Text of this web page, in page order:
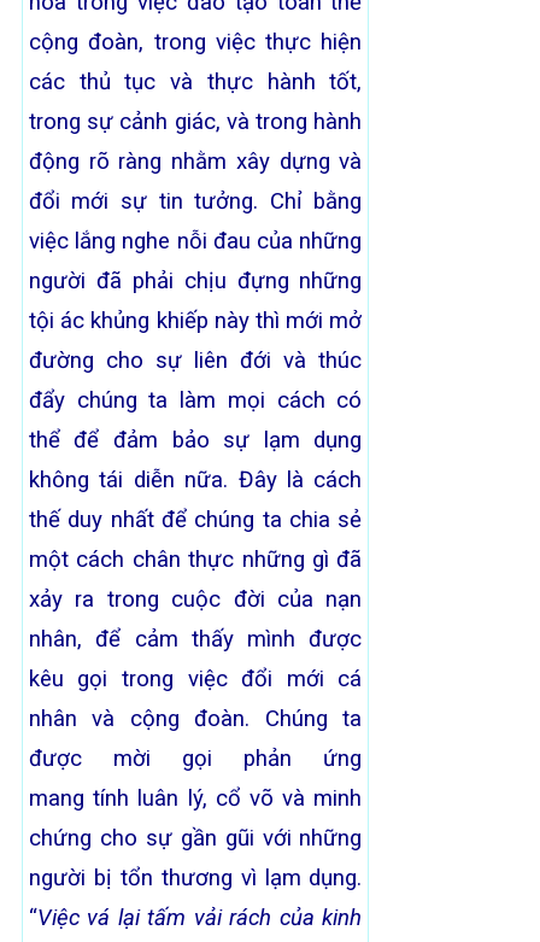
cộng đoàn, trong việc thực hiện
các thủ tục và thực hành tốt,
trong sự cảnh giác, và trong hành
động rõ ràng nhằm xây dựng và
đổi mới sự tin tưởng. Chỉ bằng
việc lắng nghe nỗi đau của những
người đã phải chịu đựng những
tội ác khủng khiếp này thì mới mở
đường cho sự liên đới và thúc
đẩy chúng ta làm mọi cách có
thể để đảm bảo sự lạm dụng
không tái diễn nữa. Đây là cách
thế duy nhất để chúng ta chia sẻ
một cách chân thực những gì đã
xảy ra trong cuộc đời của nạn
nhân, để cảm thấy mình được
kêu gọi trong việc đổi mới cá
nhân và cộng đoàn. Chúng ta
được mời gọi phản ứng
mang tính luân lý, cổ võ và minh
chứng cho sự gần gũi với những
người bị tổn thương vì lạm dụng.
“Việc vá lại tấm vải rách của kinh